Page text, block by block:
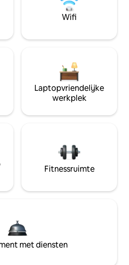
Wifi
Laptopvriendelijke
werkplek
Fitnessruimte
met diensten